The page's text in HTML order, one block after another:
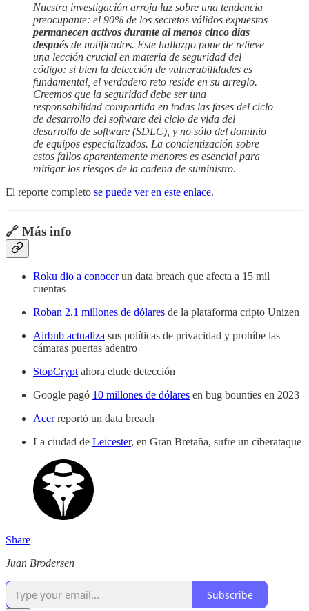
Nuestra investigación arroja luz sobre una tendencia
preocupante: el 90% de los secretos válidos expuestos
permanecen activos durante al menos cinco días
después de notificados. Este hallazgo pone de relieve
una lección crucial en materia de seguridad del
código: si bien la detección de vulnerabilidades es
fundamental, el verdadero reto reside en su arreglo.
Creemos que la seguridad debe ser una
responsabilidad compartida en todas las fases del ciclo
de desarrollo del software del ciclo de vida del
desarrollo de software (SDLC), y no sólo del dominio
de equipos especializados. La concientización sobre
estos fallos aparentemente menores es esencial para
mitigar los riesgos de la cadena de suministro.
El reporte completo se puede ver en este enlace.
🔗 Más info
Roku dio a conocerun data breach que afecta a 15 mil
cuentas
Roban 2.1 millones de dólares de la plataforma cripto Unizen
Airbnb actualiza sus políticas de privacidad y prohíbe las
cámaras puertas adentro
StopCrypt ahora elude detección
Google pagó 10 millones de dólares en bug bounties en 2023
Acerreportó un data breach
La ciudad de Leicester, en Gran Bretaña, sufre un ciberataque
Share
Juan Brodersen
Subscribe